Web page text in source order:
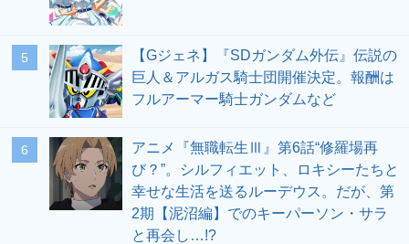
5
【Gジェネ】『SDガンダム外伝』伝説の
巨人＆アルガス騎士団開催決定。報酬は
フルアーマー騎士ガンダムなど
6
アニメ『無職転生Ⅲ』第6話“修羅場再
び？”。シルフィエット、ロキシーたちと
幸せな生活を送るルーデウス。だが、第
2期【泥沼編】でのキーパーソン・サラ
と再会し…!?